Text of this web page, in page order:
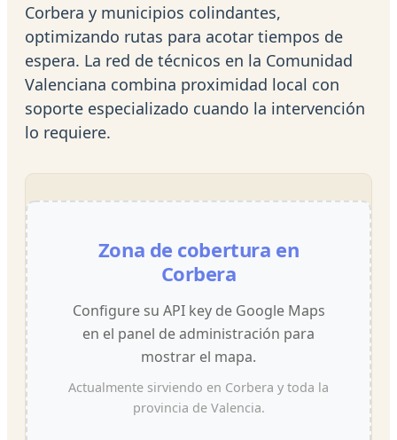
Corbera y municipios colindantes,
optimizando rutas para acotar tiempos de
espera. La red de técnicos en la Comunidad
Valenciana combina proximidad local con
soporte especializado cuando la intervención
lo requiere.
Zona de cobertura en
Corbera
Configure su API key de Google Maps
en el panel de administración para
mostrar el mapa.
Actualmente sirviendo en Corbera y toda la
provincia de Valencia.